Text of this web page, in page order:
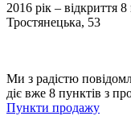
2016 рік – відкриття
Тростянецька, 53
Ми з радістю
діє вже 8 пунктів з
Пункти продажу